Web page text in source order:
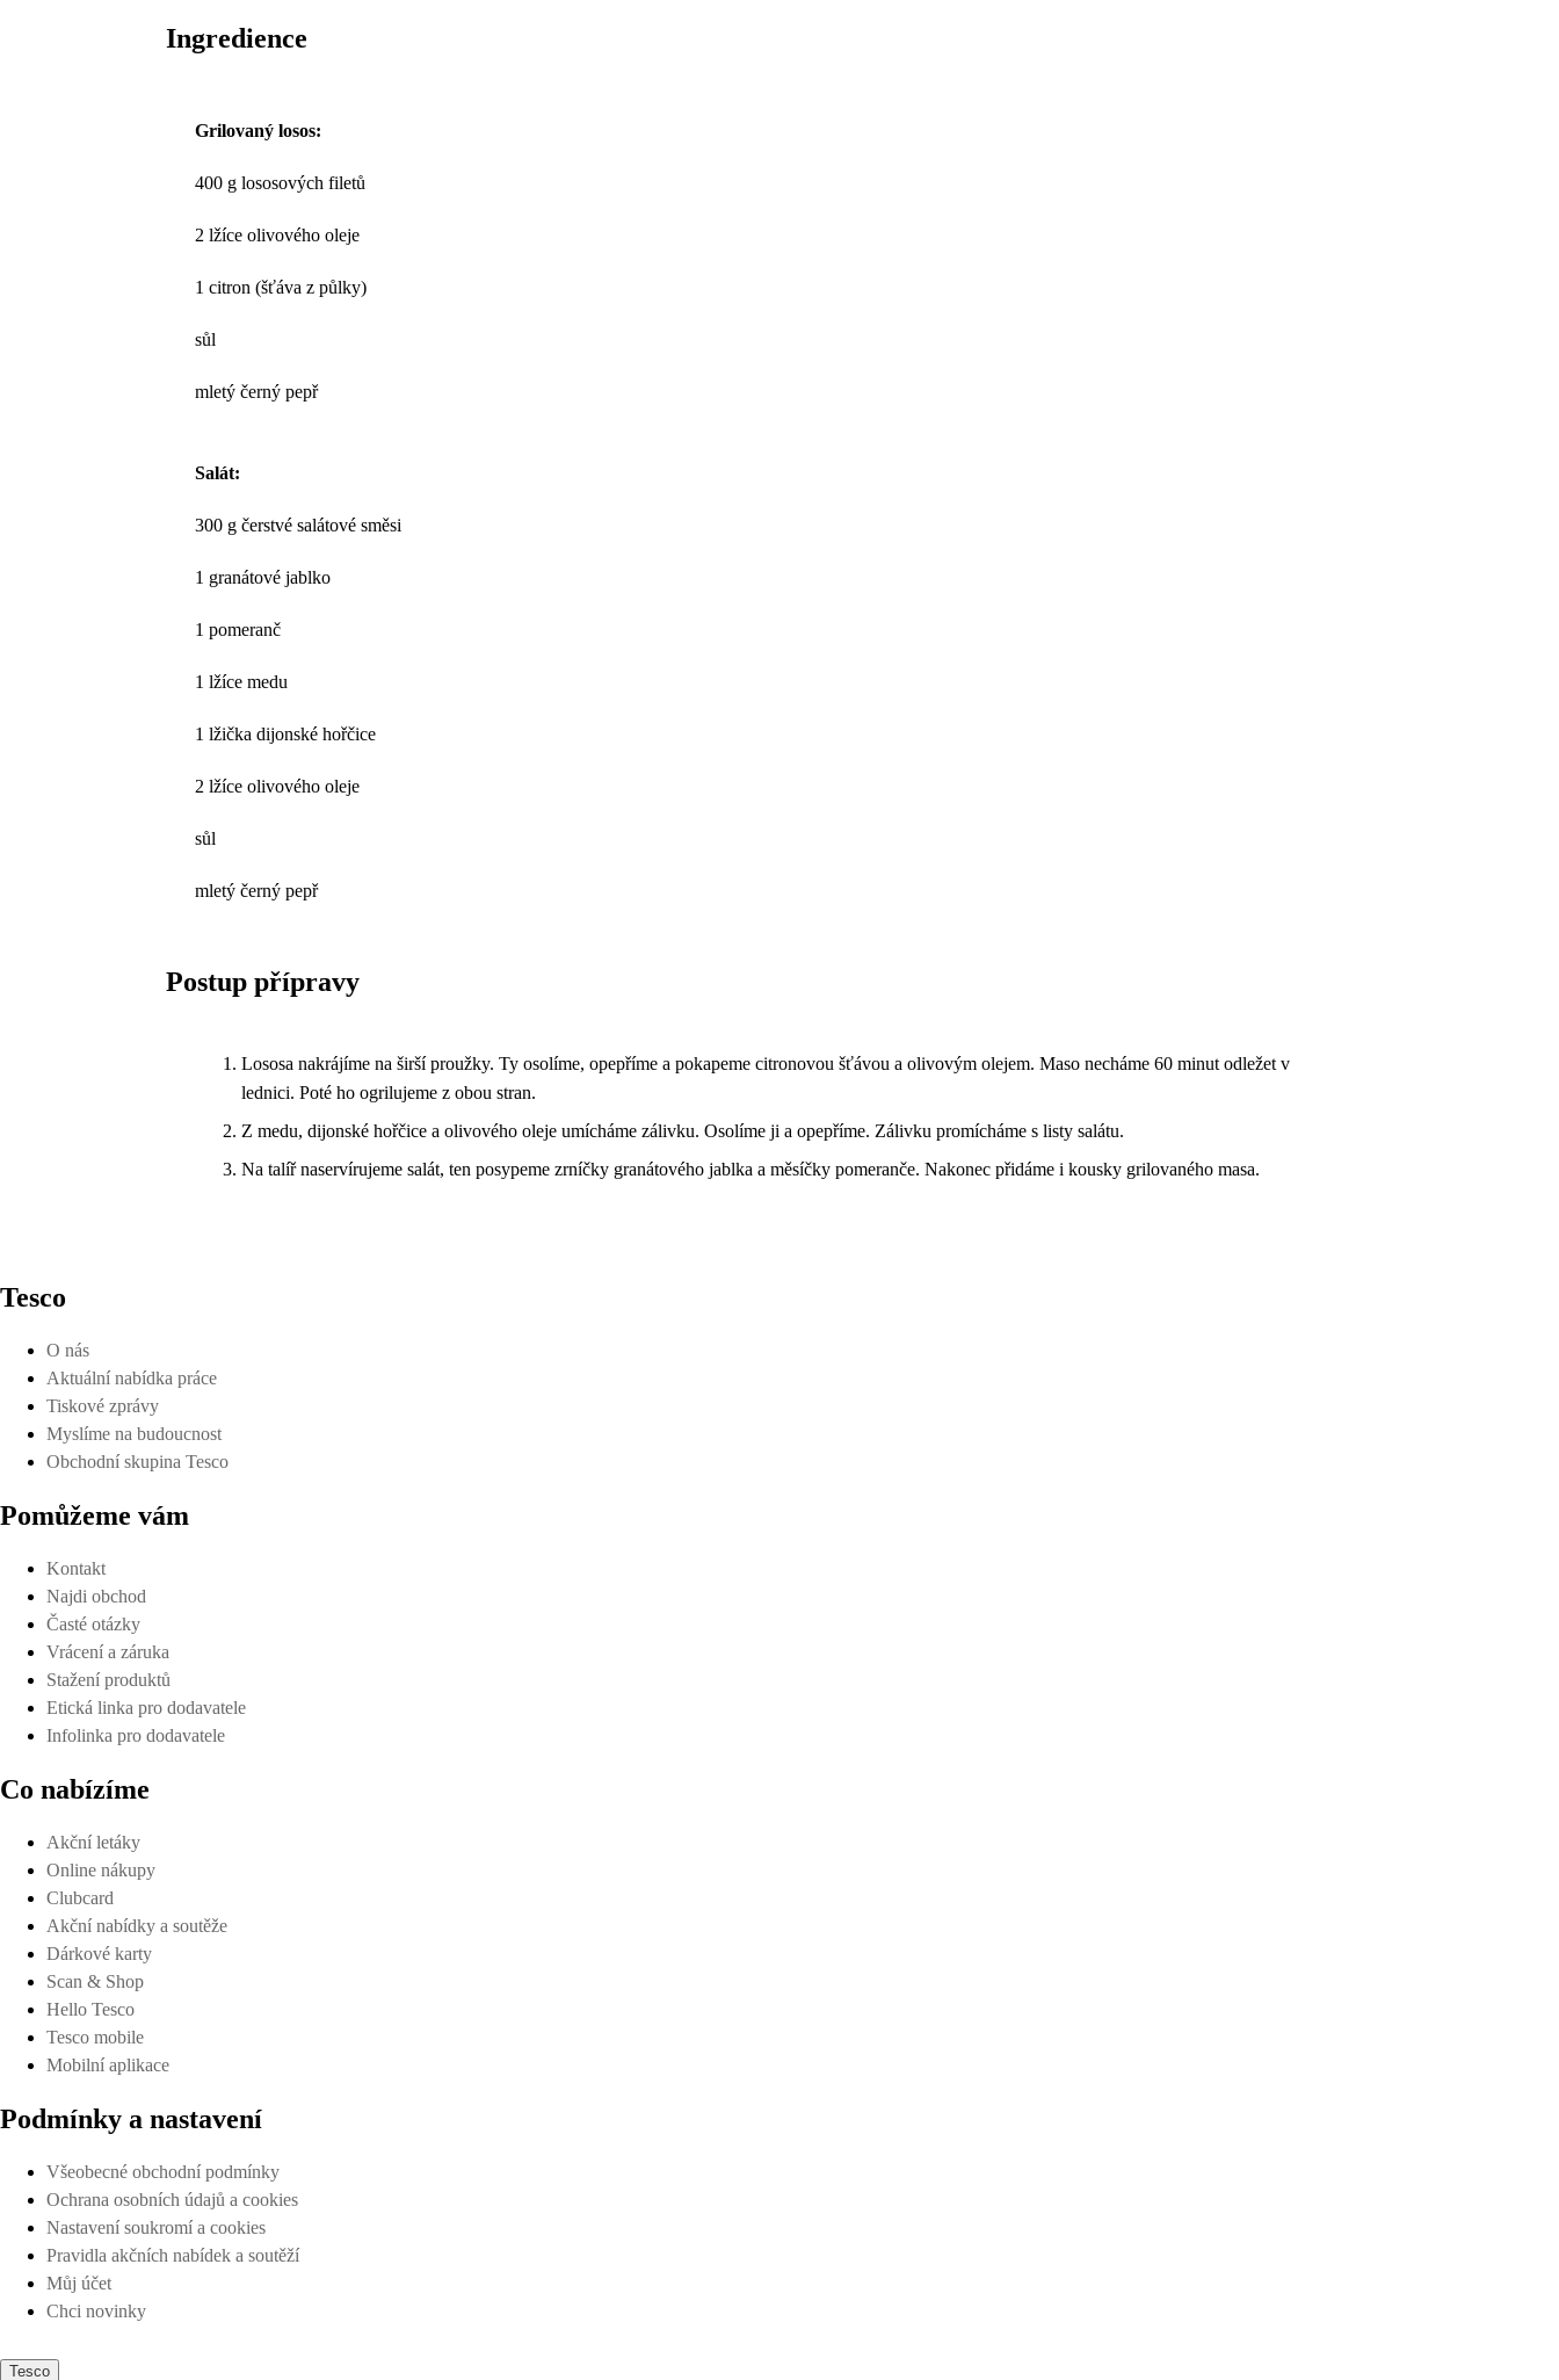
Ingredience
Grilovaný losos:
400 g lososových filetů
2 lžíce olivového oleje
1 citron (šťáva z půlky)
sůl
mletý černý pepř
Salát:
300 g čerstvé salátové směsi
1 granátové jablko
1 pomeranč
1 lžíce medu
1 lžička dijonské hořčice
2 lžíce olivového oleje
sůl
mletý černý pepř
Postup přípravy
Lososa nakrájíme na širší proužky. Ty osolíme, opepříme a pokapeme citronovou šťávou a olivovým olejem. Maso necháme 60 minut odležet v
lednici. Poté ho ogrilujeme z obou stran.
Z medu, dijonské hořčice a olivového oleje umícháme zálivku. Osolíme ji a opepříme. Zálivku promícháme s listy salátu.
Na talíř naservírujeme salát, ten posypeme zrníčky granátového jablka a měsíčky pomeranče. Nakonec přidáme i kousky grilovaného masa.
Tesco
O nás
Aktuální nabídka práce
Tiskové zprávy
Myslíme na budoucnost
Obchodní skupina Tesco
Pomůžeme vám
Kontakt
Najdi obchod
Časté otázky
Vrácení a záruka
Stažení produktů
Etická linka pro dodavatele
Infolinka pro dodavatele
Co nabízíme
Akční letáky
Online nákupy
Clubcard
Akční nabídky a soutěže
Dárkové karty
Scan & Shop
Hello Tesco
Tesco mobile
Mobilní aplikace
Podmínky a nastavení
Všeobecné obchodní podmínky
Ochrana osobních údajů a cookies
Nastavení soukromí a cookies
Pravidla akčních nabídek a soutěží
Můj účet
Chci novinky
Tesco